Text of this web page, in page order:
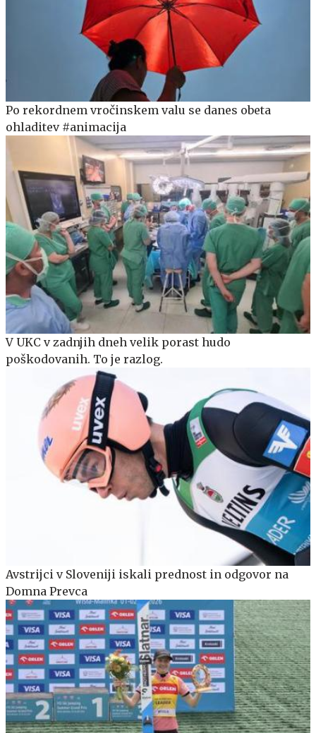
Po rekordnem vročinskem valu se danes obeta
ohladitev #animacija
V UKC v zadnjih dneh velik porast hudo
poškodovanih. To je razlog.
Avstrijci v Sloveniji iskali prednost in odgovor na
Domna Prevca